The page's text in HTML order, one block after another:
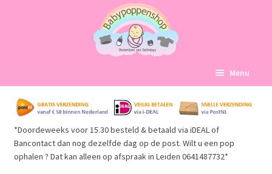
naar
navigatie
de
inhoud
Menu
Home
Babypoppen Afdelingen
*Doordeweeks voor 15.30 besteld & betaald via iDEAL of
Bancontact dan nog dezelfde dag op de post. Wilt u een pop
ophalen ? Dat kan alleen op afspraak in Leiden 0641487732*